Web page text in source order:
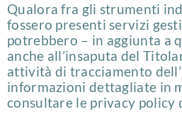
Qualora fra gli strumenti
fossero presenti servizi
potrebbero – in aggiunta a
anche all’insaputa del
attività di tracciamento
informazioni dettagliate in
consultare le privacy policy